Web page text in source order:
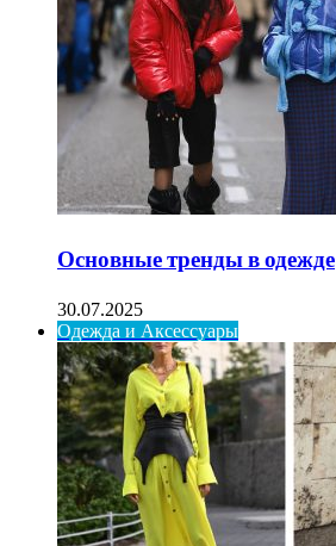
Основные тренды в одежде
30.07.2025
Одежда и Аксессуары